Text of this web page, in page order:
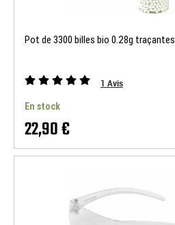
Pot de 3300 billes bio 0.28g
1 Avis
En stock
22,90 €